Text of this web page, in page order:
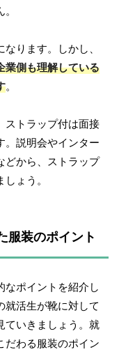
ります。しかし、
業側も理解している
。
ストラップ付は面接
。説明会やインター
どから、ストラップ
ょう。
服装のポイント
なポイントを紹介し
就活生が靴に対して
ていきましょう。就
だわる服装のポイン